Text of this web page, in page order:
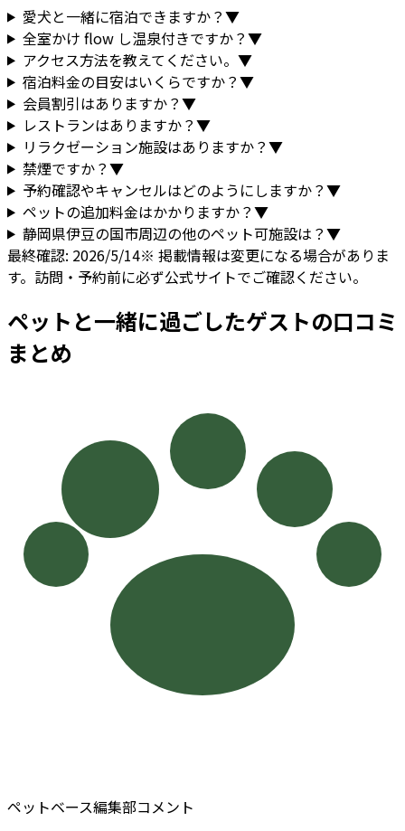
愛犬と一緒に宿泊できますか？▼
全室かけ flow し温泉付きですか？▼
アクセス方法を教えてください。 ▼
宿泊料金の目安はいくらですか？▼
会員割引はありますか？▼
レストランはありますか？▼
リラクゼーション施設はありますか？▼
禁煙ですか？▼
予約確認やキャンセルはどのようにしますか？▼
ペットの追加料金はかかりますか？▼
静岡県伊豆の国市周辺の他のペット可施設は？▼
最終確認: 2026/5/14※ 掲載情報は変更になる場合がありま
す。訪問・予約前に必ず公式サイトでご確認ください。
ペットと一緒に過ごしたゲストの口コミ
まとめ
ペットベース編集部コメント